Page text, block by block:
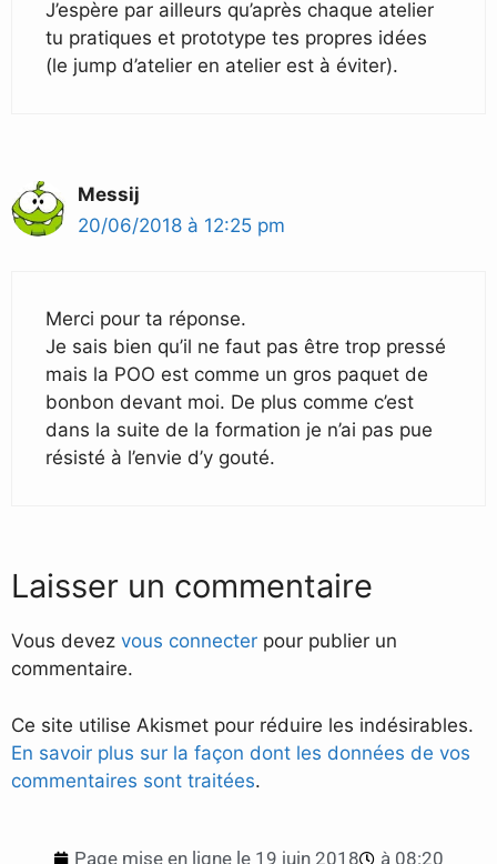
J’espère par ailleurs qu’après chaque atelier
tu pratiques et prototype tes propres idées
(le jump d’atelier en atelier est à éviter).
Messij
20/06/2018 à 12:25 pm
Merci pour ta réponse.
Je sais bien qu’il ne faut pas être trop pressé
mais la POO est comme un gros paquet de
bonbon devant moi. De plus comme c’est
dans la suite de la formation je n’ai pas pue
résisté à l’envie d’y gouté.
Laisser un commentaire
Vous devez vous connecter pour publier un
commentaire.
Ce site utilise Akismet pour réduire les indésirables.
En savoir plus sur la façon dont les données de vos
commentaires sont traitées.
Page mise en ligne le 19 juin 2018 à 08:20